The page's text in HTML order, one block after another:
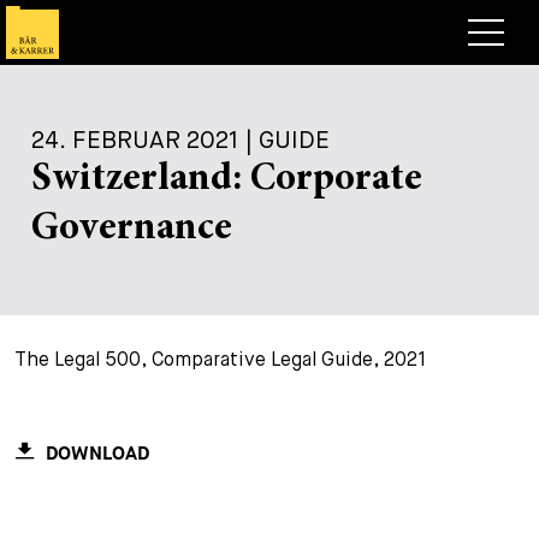
Expertise
Corporate News
Briefing
Publikation
Über Bär & Karrer
Karriere
24. FEBRUAR 2021 | GUIDE
Switzerland: Corporate
Governance
The Legal 500, Comparative Legal Guide, 2021
DOWNLOAD